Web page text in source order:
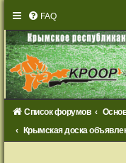
FAQ
Список форумов
Крымская доска